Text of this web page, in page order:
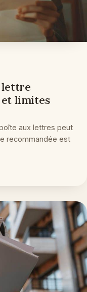
lettre
et limites
aux lettres peut
recommandée est